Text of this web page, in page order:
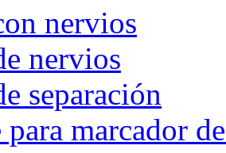
nervios
nervios
separación
para marcador